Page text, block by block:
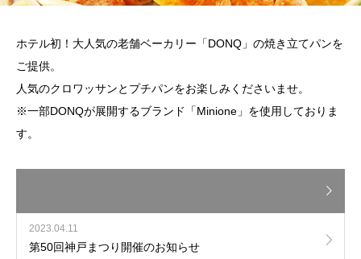
ホテル初！大人気の老舗ベーカリー「DONQ」の焼き立てパンを
ご提供。
人気のクロワッサンとプチパンをお楽しみくださいませ。
※一部DONQが展開するブランド「Minione」を使用しておりま
す。
2023.04.11
第50回神戸まつり開催のお知らせ